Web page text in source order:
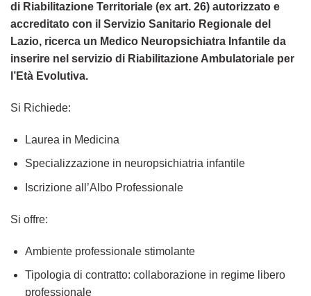
di Riabilitazione Territoriale (ex art. 26) autorizzato e
accreditato con il Servizio Sanitario Regionale del
Lazio, ricerca un Medico Neuropsichiatra Infantile da
inserire nel servizio di Riabilitazione Ambulatoriale per
l’Età Evolutiva.
Si Richiede:
Laurea in Medicina
Specializzazione in neuropsichiatria infantile
Iscrizione all’Albo Professionale
Si offre:
Ambiente professionale stimolante
Tipologia di contratto: collaborazione in regime libero
professionale